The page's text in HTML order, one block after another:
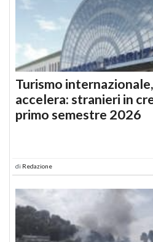
Turismo
accelera: stranieri in
primo semestre 2026
di Redazione